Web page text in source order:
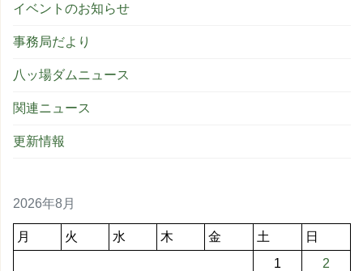
イベントのお知らせ
事務局だより
八ッ場ダムニュース
関連ニュース
更新情報
2026年8月
月 火 水 木 金 土
日
1
2